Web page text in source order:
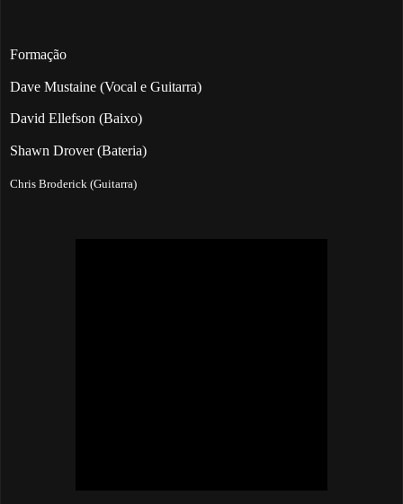
Formação
Dave Mustaine (Vocal e Guitarra)
David Ellefson (Baixo)
Shawn Drover (Bateria)
Chris Broderick (Guitarra)